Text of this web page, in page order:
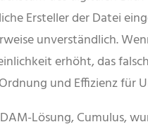
Ersteller der Datei
unverständlich.
erhöht, das
und Effizienz für
Lösung, Cumulus,